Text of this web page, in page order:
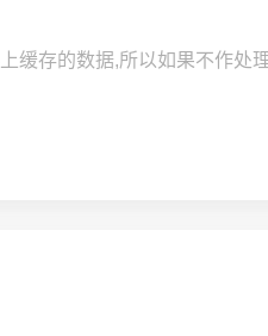
缓存的数据,所以如果不作处